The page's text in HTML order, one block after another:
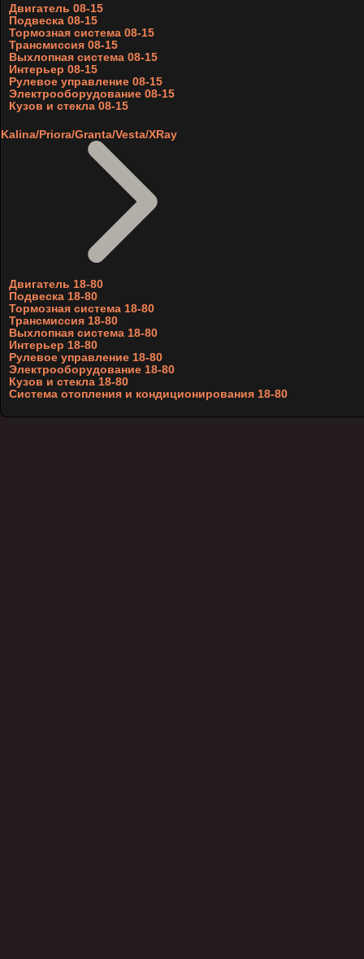
Двигатель 08-15
Подвеска 08-15
Тормозная система 08-15
Трансмиссия 08-15
Выхлопная система 08-15
Интерьер 08-15
Рулевое управление 08-15
Электрооборудование 08-15
Кузов и стекла 08-15
Kalina/Priora/Granta/Vesta/XRay
Двигатель 18-80
Подвеска 18-80
Тормозная система 18-80
Трансмиссия 18-80
Выхлопная система 18-80
Интерьер 18-80
Рулевое управление 18-80
Электрооборудование 18-80
Кузов и стекла 18-80
Система отопления и кондиционирования 18-80